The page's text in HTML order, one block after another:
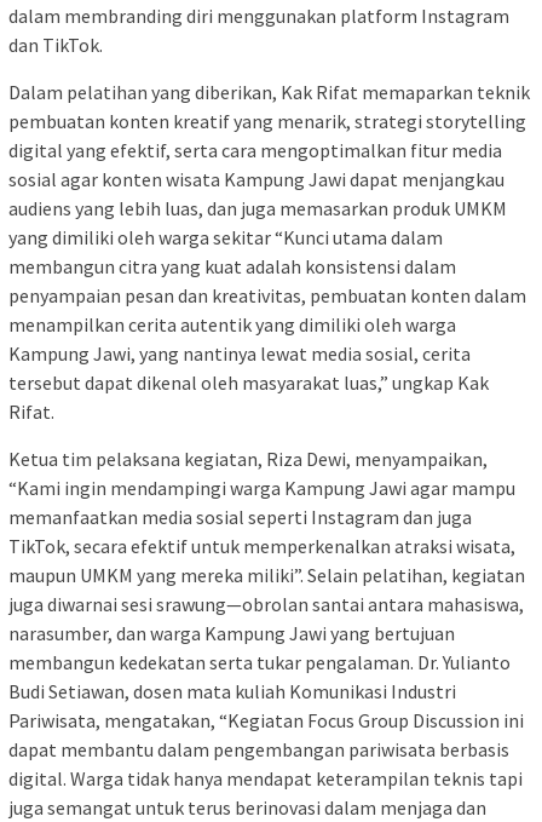
dalam membranding diri menggunakan platform Instagram
dan TikTok.
Dalam pelatihan yang diberikan, Kak Rifat memaparkan teknik
pembuatan konten kreatif yang menarik, strategi storytelling
digital yang efektif, serta cara mengoptimalkan fitur media
sosial agar konten wisata Kampung Jawi dapat menjangkau
audiens yang lebih luas, dan juga memasarkan produk UMKM
yang dimiliki oleh warga sekitar “Kunci utama dalam
membangun citra yang kuat adalah konsistensi dalam
penyampaian pesan dan kreativitas, pembuatan konten dalam
menampilkan cerita autentik yang dimiliki oleh warga
Kampung Jawi, yang nantinya lewat media sosial, cerita
tersebut dapat dikenal oleh masyarakat luas,” ungkap Kak
Rifat.
Ketua tim pelaksana kegiatan, Riza Dewi, menyampaikan,
“Kami ingin mendampingi warga Kampung Jawi agar mampu
memanfaatkan media sosial seperti Instagram dan juga
TikTok, secara efektif untuk memperkenalkan atraksi wisata,
maupun UMKM yang mereka miliki”. Selain pelatihan, kegiatan
juga diwarnai sesi srawung—obrolan santai antara mahasiswa,
narasumber, dan warga Kampung Jawi yang bertujuan
membangun kedekatan serta tukar pengalaman. Dr. Yulianto
Budi Setiawan, dosen mata kuliah Komunikasi Industri
Pariwisata, mengatakan, “Kegiatan Focus Group Discussion ini
dapat membantu dalam pengembangan pariwisata berbasis
digital. Warga tidak hanya mendapat keterampilan teknis tapi
juga semangat untuk terus berinovasi dalam menjaga dan